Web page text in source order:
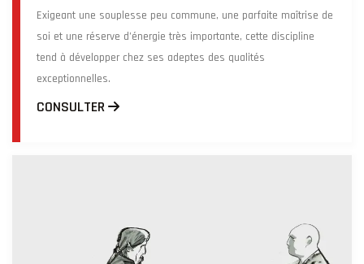
Exigeant une souplesse peu commune, une parfaite maîtrise de
soi et une réserve d’énergie très importante, cette discipline
tend à développer chez ses adeptes des qualités
exceptionnelles.
CONSULTER